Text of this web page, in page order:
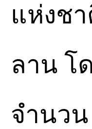
แห่งช
ลาน โ
จำนว